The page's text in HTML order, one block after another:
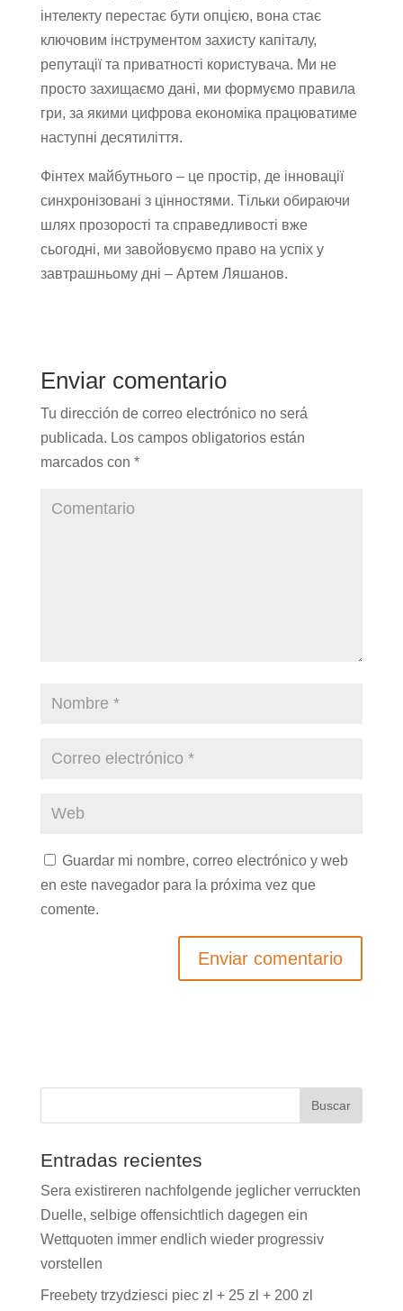
інтелекту перестає бути опцією, вона стає
ключовим інструментом захисту капіталу,
репутації та приватності користувача. Ми не
просто захищаємо дані, ми формуємо правила
гри, за якими цифрова економіка працюватиме
наступні десятиліття.
Фінтех майбутнього – це простір, де інновації
синхронізовані з цінностями. Тільки обираючи
шлях прозорості та справедливості вже
сьогодні, ми завойовуємо право на успіх у
завтрашньому дні – Артем Ляшанов.
Enviar comentario
Tu dirección de correo electrónico no será
publicada. Los campos obligatorios están
marcados con *
Guardar mi nombre, correo electrónico y web
en este navegador para la próxima vez que
comente.
Entradas recientes
Sera existireren nachfolgende jeglicher verruckten
Duelle, selbige offensichtlich dagegen ein
Wettquoten immer endlich wieder progressiv
vorstellen
Freebety trzydziesci piec zl + 25 zl + 200 zl